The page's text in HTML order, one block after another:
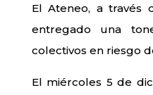
El Ateneo, a través
entregado una
colectivos en riesgo
El miércoles 5 de